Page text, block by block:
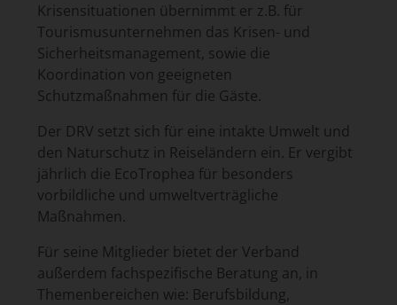
Krisensituationen übernimmt er z.B. für
Tourismusunternehmen das Krisen- und
Sicherheitsmanagement, sowie die
Koordination von geeigneten
Schutzmaßnahmen für die Gäste.
Der DRV setzt sich für eine intakte Umwelt und
den Naturschutz in Reiseländern ein. Er vergibt
jährlich die EcoTrophea für besonders
vorbildliche und umweltverträgliche
Maßnahmen.
Für seine Mitglieder bietet der Verband
außerdem fachspezifische Beratung an, in
Themenbereichen wie: Berufsbildung,